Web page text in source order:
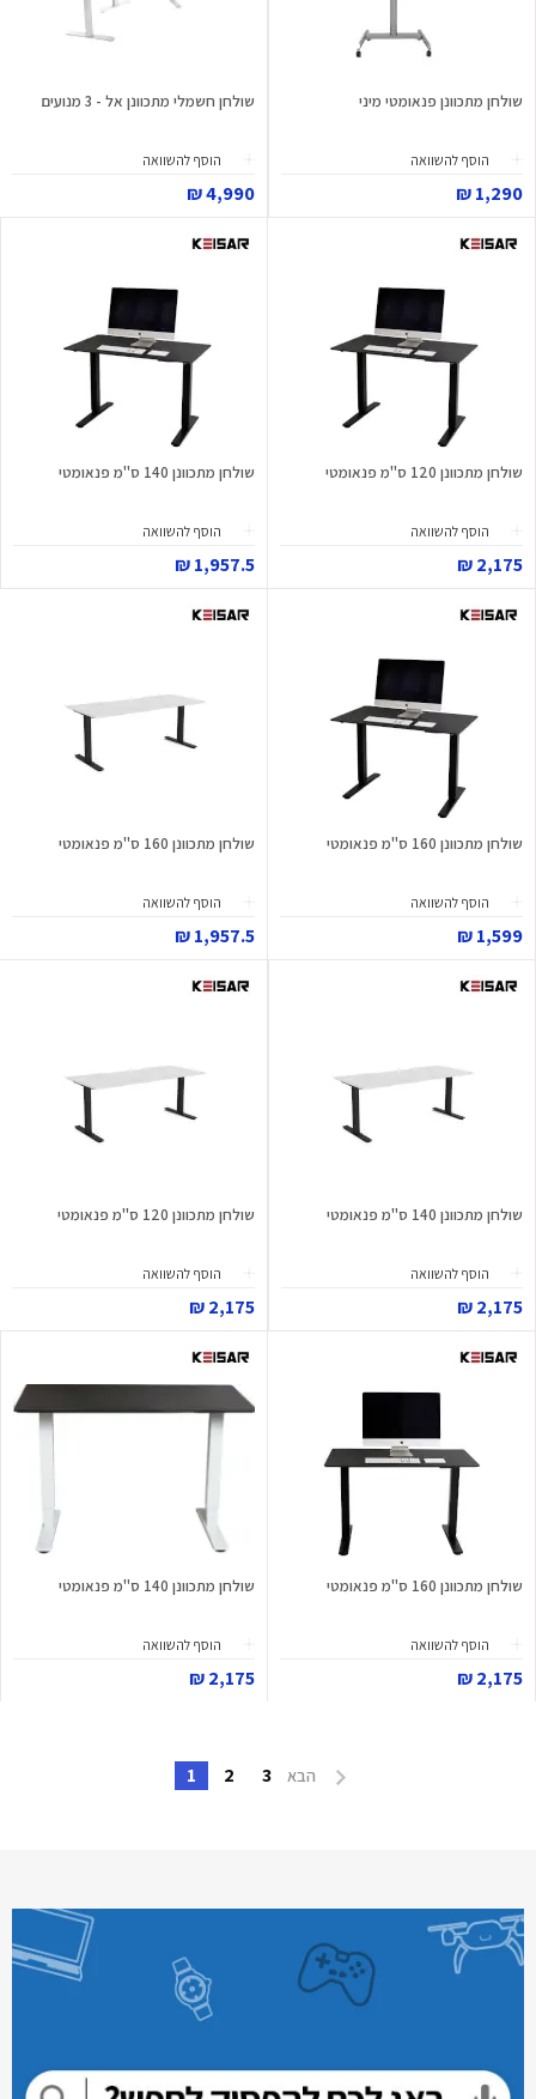
שולחן מתכוונן פנאומטי מיני
הוסף להשוואה
1,290 ₪
שולחן חשמלי מתכוונן אל - 3 מנועים
הוסף להשוואה
4,990 ₪
שולחן מתכוונן 120 ס"מ פנאומטי
הוסף להשוואה
2,175 ₪
שולחן מתכוונן 140 ס"מ פנאומטי
הוסף להשוואה
1,957.5 ₪
שולחן מתכוונן 160 ס"מ פנאומטי
הוסף להשוואה
1,599 ₪
שולחן מתכוונן 160 ס"מ פנאומטי
הוסף להשוואה
1,957.5 ₪
שולחן מתכוונן 140 ס"מ פנאומטי
הוסף להשוואה
2,175 ₪
שולחן מתכוונן 120 ס"מ פנאומטי
הוסף להשוואה
2,175 ₪
שולחן מתכוונן 160 ס"מ פנאומטי
הוסף להשוואה
2,175 ₪
שולחן מתכוונן 140 ס"מ פנאומטי
הוסף להשוואה
2,175 ₪
הבא 3
2
1